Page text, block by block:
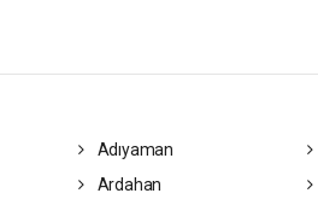
Adıyaman
Ardahan